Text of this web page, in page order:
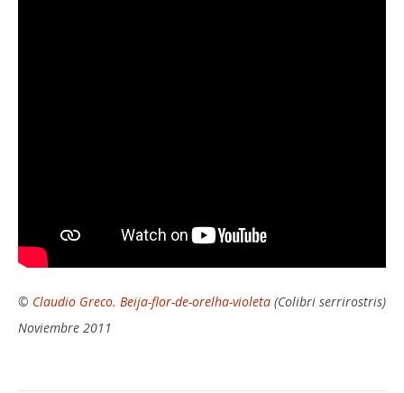
© Claudio Greco. Beija-flor-de-orelha-violeta (Colibri serrirostris)
Noviembre 2011